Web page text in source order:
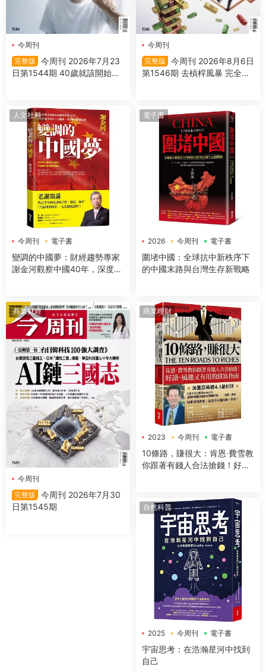
今周刊
完整版
今周刊 2026年7月23
日第1544期 40歲就該開始的
今周刊
完整版
今周刊 2026年8月6日
第1546期 去槓桿風暴 完全拆
人文社科
今周刊 電子書
變調的中國夢：財經趨勢專家
謝金河觀察中國40年，深度解
電子書
2026 今周刊 電子書
圍堵中國：全球抗中新秩序下
的中國末路與台灣生存新戰略
商業财經
今周刊
完整版
今周刊 2026年7月30
日第1545期
商業理財
2023 今周刊 電子書
10條路，賺很大：肯恩‧費雪教
你跟著有錢人合法搶錢！好
自然科普
2025 今周刊 電子書
宇宙思考：在浩瀚星河中找到
自己